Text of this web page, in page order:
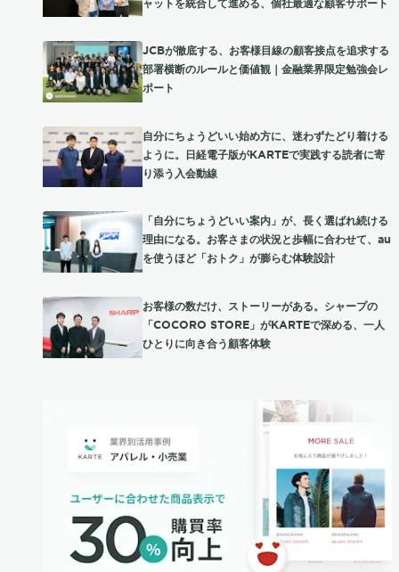
JCBが徹底する、お客様目線の顧客接点を追求する
部署横断のルールと価値観｜金融業界限定勉強会レ
ポート
自分にちょうどいい始め方に、迷わずたどり着ける
ように。日経電子版がKARTEで実践する読者に寄
り添う入会動線
「自分にちょうどいい案内」が、長く選ばれ続ける
理由になる。お客さまの状況と歩幅に合わせて、au
を使うほど「おトク」が膨らむ体験設計
お客様の数だけ、ストーリーがある。シャープの
「COCORO STORE」がKARTEで深める、一人
ひとりに向き合う顧客体験